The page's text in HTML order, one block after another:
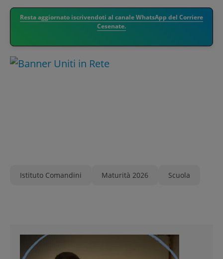
Resta aggiornato iscrivendoti al canale WhatsApp del Corriere
Cesenate.
Istituto Comandini Maturità 2026 Scuola